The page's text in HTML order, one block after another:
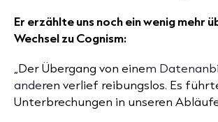
Er erzählte uns noch ein wenig mehr
Wechsel zu Cognism:
„Der Übergang von einem
anderen verlief reibungslos. Es
Unterbrechungen in unseren